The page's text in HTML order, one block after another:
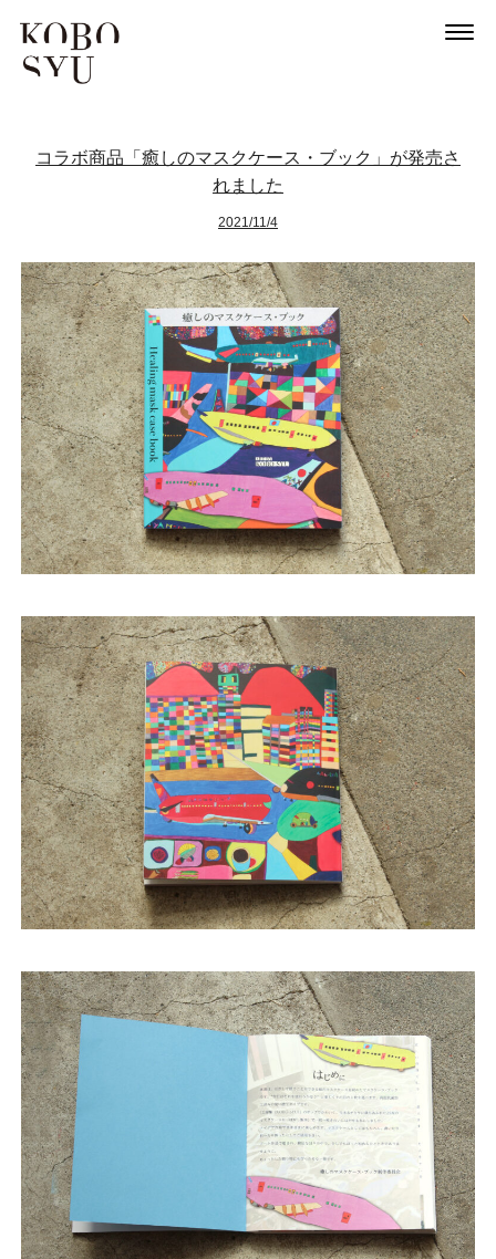
コラボ商品「癒しのマスクケース・ブック」が発売さ
れました
2021/11/4